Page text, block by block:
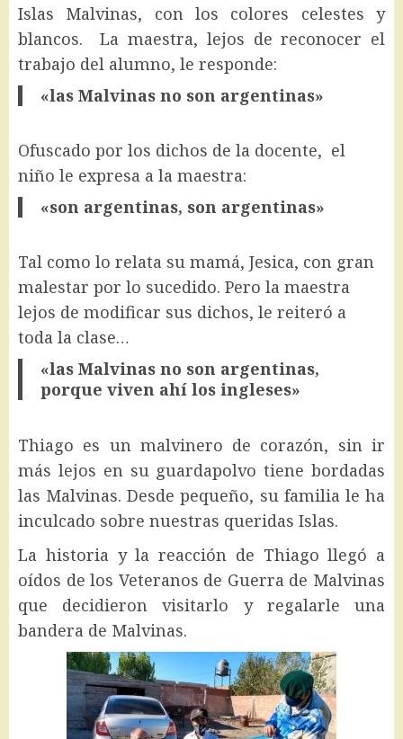
Islas Malvinas, con los colores celestes y
blancos. La maestra, lejos de reconocer el
trabajo del alumno, le responde:
«las Malvinas no son argentinas»
Ofuscado por los dichos de la docente, el
niño le expresa a la maestra:
«son argentinas, son argentinas»
Tal como lo relata su mamá, Jesica, con gran
malestar por lo sucedido. Pero la maestra
lejos de modificar sus dichos, le reiteró a
toda la clase…
«las Malvinas no son argentinas,
porque viven ahí los ingleses»
Thiago es un malvinero de corazón, sin ir
más lejos en su guardapolvo tiene bordadas
las Malvinas. Desde pequeño, su familia le ha
inculcado sobre nuestras queridas Islas.
La historia y la reacción de Thiago llegó a
oídos de los Veteranos de Guerra de Malvinas
que decidieron visitarlo y regalarle una
bandera de Malvinas.